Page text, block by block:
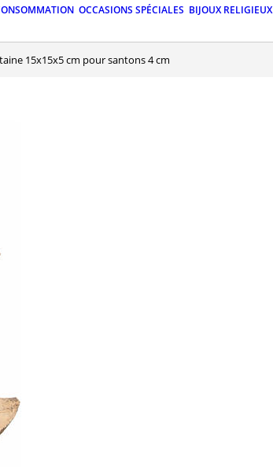
OCCASIONS SPÉCIALES BIJOUX RELIGIEUX
15x15x5 cm pour santons 4 cm